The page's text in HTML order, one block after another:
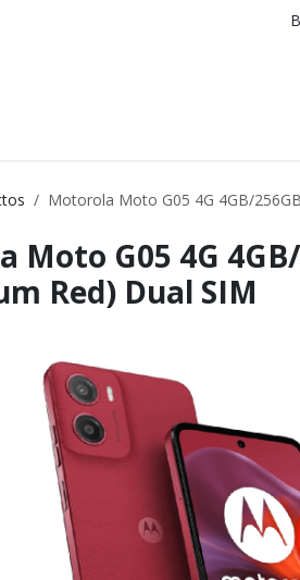
Motorola Moto G05 4G 4GB/
Moto G05 4G
Red) Dual SIM